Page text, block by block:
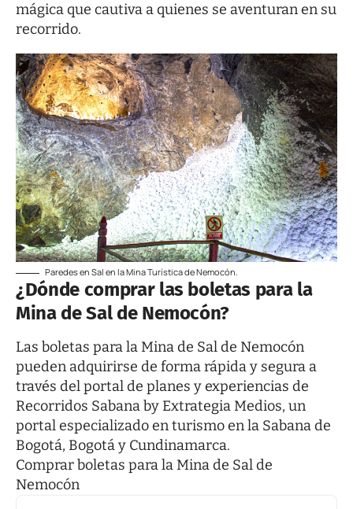
mágica que cautiva a quienes se aventuran en su
recorrido.
Paredes en Sal en la Mina Turística de Nemocón.
¿Dónde comprar las boletas para la
Mina de Sal de Nemocón?
Las boletas para la Mina de Sal de Nemocón
pueden adquirirse de forma rápida y segura a
través delportal de planes y experiencias de
Recorridos Sabana by Extrategia Medios, un
portal especializado en turismo en la Sabana de
Bogotá, Bogotá y Cundinamarca.
Comprar boletas para la Mina de Sal de
Nemocón